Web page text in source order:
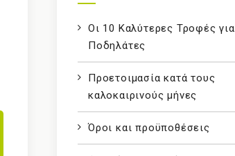
Οι 10 Καλύτερες Τροφές για
Ποδηλάτες
Προετοιμασία κατά τους
καλοκαιρινούς μήνες
Όροι και προϋποθέσεις